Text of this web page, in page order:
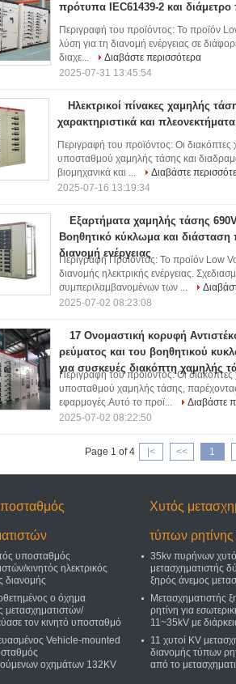
πρότυπα IEC61439-2 και
Περιγραφή του προϊόντος: Το προϊόν
λύση για τη διανομή ενέργειας σε
διαχε...
Διαβάστε περισσότερα
2025-07-31 13:45:54
Ηλεκτρικοί πίνακες χαμηλής
χαρακτηριστικά και
Περιγραφή του προϊόντος: Οι
υποσταθμού χαμηλής τάσης και
βιομηχανικά και ...
Διαβάστε
2025-07-16 13:19:34
Εξαρτήματα χαμηλής τάσης
Βοηθητικό κύκλωμα και
διανομή ενέργειας
Περιγραφή Προϊόντος: Το προϊόν Low
διανομής ηλεκτρικής ενέργειας.
συμπεριλαμβανομένων των ...
2025-07-02 08:23:08
17 Ονομαστική κορυφή
ρεύματος και του βοηθητικού
για συσκευές διακόπτη χαμηλής
Περιγραφή του προϊόντος: Οι
υποσταθμού χαμηλής τάσης, παρέχοντας
εφαρμογές.Αυτό το προϊ...
Διαβάστε
2025-07-02 08:22:50
Page 1 of 4 |< << 1
υποσταθμός
κινητός ηλεκτρικός
διανομής
ο όχημα
τον κινητό υποσταθμό
Vehicle-mounted
οχημάτων 132KV
Χυτός
τύπων
35kv πυρήνων
μετασχηματιστής
ξηρός άνεμος
Μετασχηματιστής
ρητίνη για
11~35kV με
11 χυτοί KV
διανομής τύπων
από το